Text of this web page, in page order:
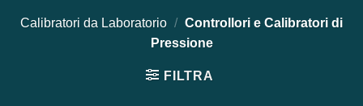
Calibratori da Laboratorio / Controllori e Calibratori di
Pressione
FILTRA